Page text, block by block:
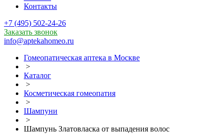
Контакты
+7 (495) 502-24-26
Заказать звонок
info@aptekahomeo.ru
Гомеопатическая аптека в Москве
>
Каталог
>
Косметическая гомеопатия
>
Шампуни
>
Шампунь Златовласка от выпадения волос